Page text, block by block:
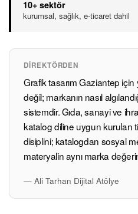
10+ sektör
kurumsal, sağlık, e-ticaret dahil
DIREKTÖRDEN
Grafik tasarım Gaziantep
değil; markanın nasıl
sistemdir. Gıda, sanayi ve
katalog diline uygun kurulan
disiplini; katalogdan sosyal
materyalin aynı marka
— Ali Tarhan Dijital Atölye